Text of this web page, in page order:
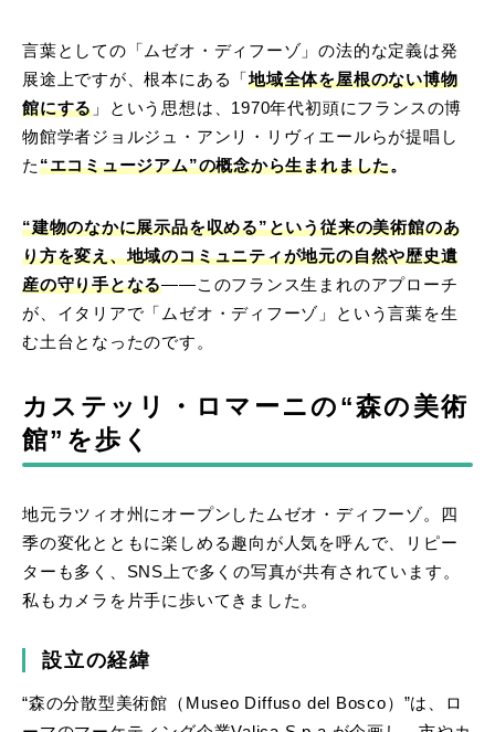
言葉としての「ムゼオ・ディフーゾ」の法的な定義は発
展途上ですが、根本にある「地域全体を屋根のない博物
館にする 」という思想は、1970年代初頭にフランスの博
物館学者ジョルジュ・アンリ・リヴィエールらが提唱し
た“エコミュージアム”の概念から生まれました。
“建物のなかに展示品を収める”という従来の美術館のあ
り方を変え、地域のコミュニティが地元の自然や歴史遺
産の守り手となる――このフランス生まれのアプローチ
が、イタリアで「ムゼオ・ディフーゾ」という言葉を生
む土台となったのです。
カステッリ・ロマーニの“森の美術
館”を歩く
地元ラツィオ州にオープンしたムゼオ・ディフーゾ。四
季の変化とともに楽しめる趣向が人気を呼んで、リピー
ターも多く、SNS上で多くの写真が共有されています。
私もカメラを片手に歩いてきました。
設立の経緯
“森の分散型美術館（Museo Diffuso del Bosco）”は、ロ